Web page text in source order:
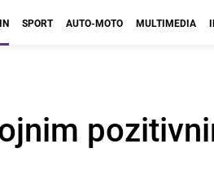
SPORT AUTO-MOTO MULTIMEDIA